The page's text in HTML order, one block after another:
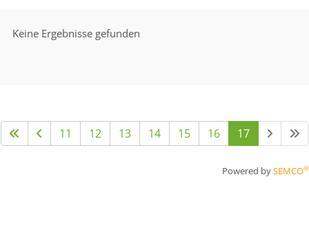
Keine Ergebnisse gefunden
11 12 13 14 15 16 17
Powered bySEMCO®